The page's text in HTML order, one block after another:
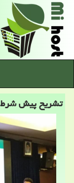
تشریح پیش شرط های